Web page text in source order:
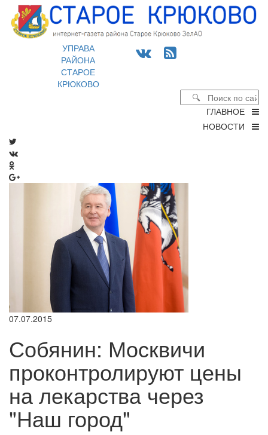
УПРАВА
РАЙОНА
СТАРОЕ
КРЮКОВО
ГЛАВНОЕ
НОВОСТИ
07.07.2015
Собянин: Москвичи
проконтролируют цены
на лекарства через
"Наш город"